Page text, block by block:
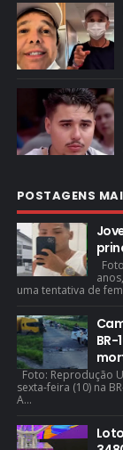
POSTAGENS
uma tentativa de
BR-
Foto: Reprodução
sexta-feira (10) na
A...